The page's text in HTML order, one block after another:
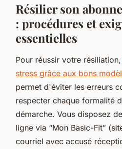
Résilier son
: procédures et
essentielles
Pour réussir votre résiliation,
stress grâce aux bons
permet d'éviter les erreurs
respecter chaque formalité
démarche. Vous disposez
ligne via “Mon Basic-Fit”
courriel avec accusé